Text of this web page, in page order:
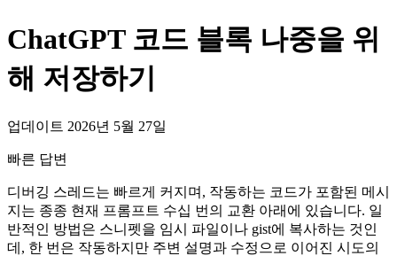
ChatGPT 코드 블록 나중을 위
해 저장하기
업데이트 2026년 5월 27일
빠른 답변
디버깅 스레드는 빠르게 커지며, 작동하는 코드가 포함된 메시
지는 종종 현재 프롬프트 수십 번의 교환 아래에 있습니다. 일
반적인 방법은 스니펫을 임시 파일이나 gist에 복사하는 것인
데, 한 번은 작동하지만 주변 설명과 수정으로 이어진 시도의